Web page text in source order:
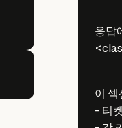
응답
이
– 티